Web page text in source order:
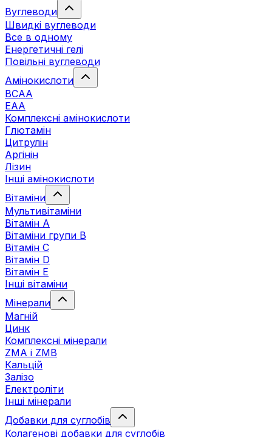
Вуглеводи
Швидкі вуглеводи
Все в одному
Енергетичні гелі
Повільні вуглеводи
Амінокислоти
BCAA
EAA
Комплексні амінокислоти
Глютамін
Цитрулін
Аргінін
Лізин
Інші амінокислоти
Вітаміни
Мультивітаміни
Вітамін А
Вітаміни групи В
Вітамін C
Вітамін D
Вітамін Е
Інші вітаміни
Мінерали
Магній
Цинк
Комплексні мінерали
ZMA і ZMB
Кальцій
Залізо
Електроліти
Інші мінерали
Добавки для суглобів
Колагенові добавки для суглобів